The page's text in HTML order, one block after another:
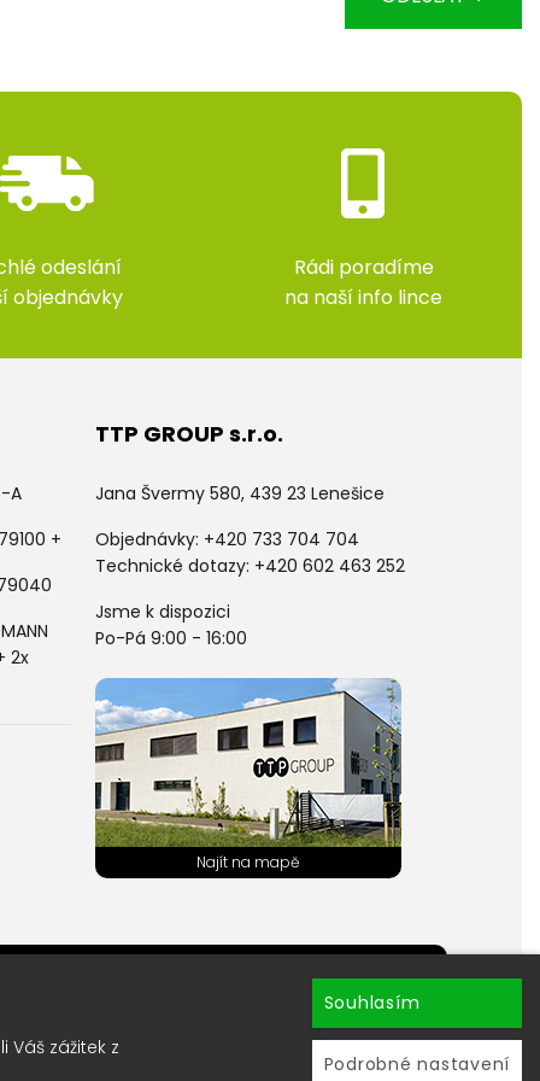
odeslání
objednávky
Rádi poradíme
na naší info lince
A
+
2x
TTP GROUP s.r.o.
Jana Švermy 580, 439 23 Lenešice
Objednávky: +420 733 704 704
Technické dotazy: +420 602 463 252
Jsme k dispozici
Po-Pá 9:00 - 16:00
zážitek z
Souhlasím
Podrobné nastavení